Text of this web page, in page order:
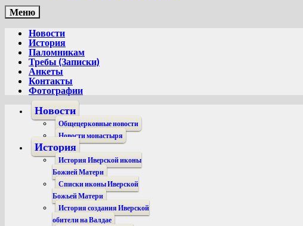
Меню
Новости
История
Паломникам
Требы (Записки)
Анкеты
Контакты
Фотографии
Новости
Общецерковные новости
Новости монастыря
История
История Иверской иконы
Божией Матери
Списки иконы Иверской
Божьей Матери
История создания Иверской
обители на Валдае